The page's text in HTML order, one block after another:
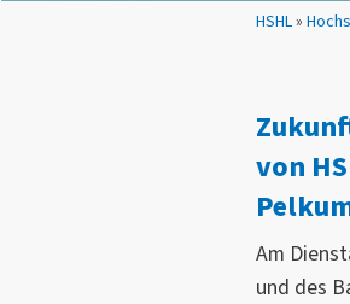
Sie sind hier:
HSHL»
von
Am
und des